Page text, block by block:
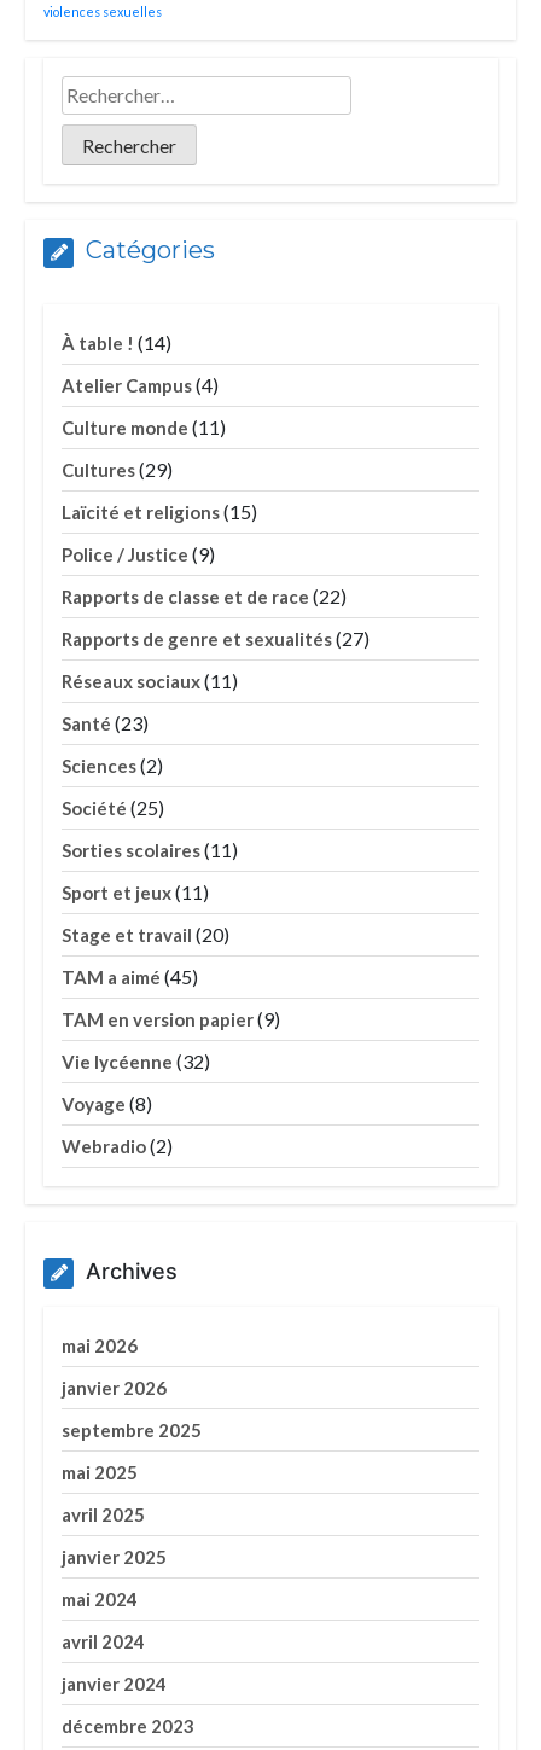
violences sexuelles
Catégories
À table ! (14)
Atelier Campus(4)
Culture monde (11)
Cultures(29)
Laïcité et religions(15)
Police / Justice (9)
Rapports de classe et de race (22)
Rapports de genre et sexualités(27)
Réseaux sociaux(11)
Santé (23)
Sciences(2)
Société (25)
Sorties scolaires(11)
Sport et jeux(11)
Stage et travail (20)
TAM a aimé (45)
TAM en version papier(9)
Vie lycéenne (32)
Voyage (8)
Webradio(2)
Archives
mai 2026
janvier 2026
septembre 2025
mai 2025
avril 2025
janvier 2025
mai 2024
avril 2024
janvier 2024
décembre 2023